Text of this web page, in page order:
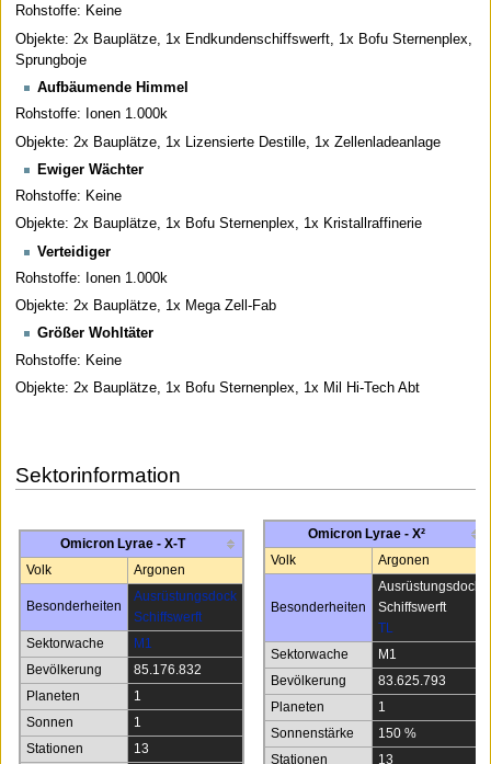
Rohstoffe: Keine
Objekte: 2x Bauplätze, 1x Endkundenschiffswerft, 1x Bofu Sternenplex,
Sprungboje
Aufbäumende Himmel
Rohstoffe: Ionen 1.000k
Objekte: 2x Bauplätze, 1x Lizensierte Destille, 1x Zellenladeanlage
Ewiger Wächter
Rohstoffe: Keine
Objekte: 2x Bauplätze, 1x Bofu Sternenplex, 1x Kristallraffinerie
Verteidiger
Rohstoffe: Ionen 1.000k
Objekte: 2x Bauplätze, 1x Mega Zell-Fab
Größer Wohltäter
Rohstoffe: Keine
Objekte: 2x Bauplätze, 1x Bofu Sternenplex, 1x Mil Hi-Tech Abt
Sektorinformation
Omicron Lyrae - X-T
Volk
Argonen
Besonderheiten
Ausrüstungsdock
Schiffswerft
Sektorwache
M1
Bevölkerung
85.176.832
Planeten
1
Sonnen
1
Stationen
13
Omicron Lyrae - X²
Volk
Argonen
Besonderheiten
Ausrüstungsdock
Schiffswerft
TL
Sektorwache
M1
Bevölkerung
83.625.793
Planeten
1
Sonnenstärke
150 %
Stationen
13